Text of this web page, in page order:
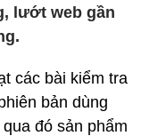
lướt web gần
các bài kiểm tra
bản dùng
đó sản phẩm